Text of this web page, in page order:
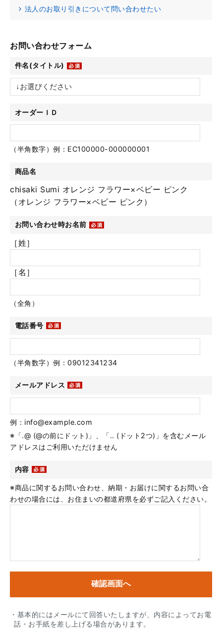
法人のお取り引きについて問い合わせたい
お問い合わせフォーム
件名(タイトル)
オーダーＩＤ
（半角数字）例：EC100000-000000001
商品名
chisaki Sumi オレンジ フラワー×ベビー ピンク
（オレンジ フラワー×ベビー ピンク）
お問い合わせ時お名前
［姓］
［名］
（全角）
電話番号
（半角数字）例：09012341234
メールアドレス
例：info@example.com
※「.@ (@の前にドット)」、「.. (ドット2つ)」を含むメール
アドレスはご利用いただけません
内容
※商品に関するお問い合わせ、納期・お届けに関するお問い合
わせの場合には、お住まいの都道府県を必ずご記入ください。
・基本的にはメールにて回答いたしますが、内容によってお電
話・お手紙を差し上げる場合があります。